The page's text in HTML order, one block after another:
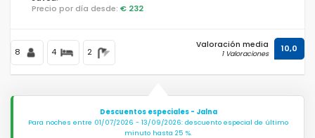
Precio por día desde: € 232
8 4 2
Valoración media
1 Valoraciones 10,0
Descuentos especiales - Jalna
Para noches entre 01/07/2026 - 13/09/2026: descuento especial de último
minuto hasta 25 %.